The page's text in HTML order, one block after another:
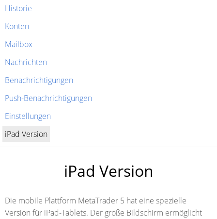
Historie
Konten
Mailbox
Nachrichten
Benachrichtigungen
Push-Benachrichtigungen
Einstellungen
iPad Version
iPad Version
Die mobile Plattform MetaTrader 5 hat eine spezielle
Version für iPad-Tablets. Der große Bildschirm ermöglicht